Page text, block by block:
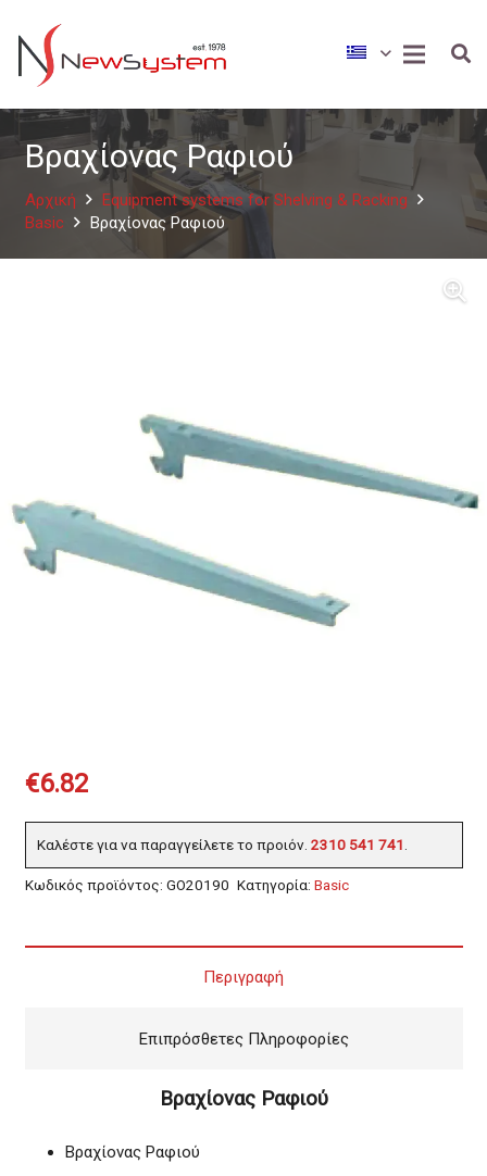
Βραχίονας Ραφιού
Αρχική
Equipment systems for Shelving & Racking
Basic
Βραχίονας Ραφιού
€6.82
Καλέστε για να παραγγείλετε το προιόν. 2310 541 741
Κωδικός προϊόντος: GO20190 Κατηγορία: Basic
Περιγραφή
Επιπρόσθετες Πληροφορίες
Βραχίονας Ραφιού
Βραχίονας Ραφιού